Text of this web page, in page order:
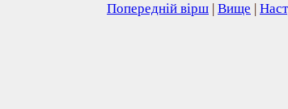
Попередній вірш | Вище |